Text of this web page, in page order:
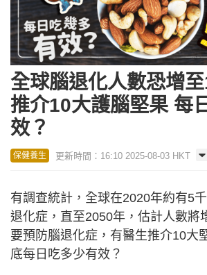
全球腦退化人數恐增
推介10大護腦堅果 每
效？
保健養生 更新時間：16:10 2025-08-03 HKT
有調查統計，全球在2020年約有5
退化症，直至2050年，估計人數將
要預防腦退化症，有醫生推介10大
底每日吃多少有效？